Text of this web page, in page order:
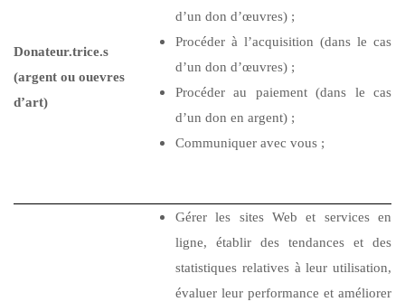
Donateur.trice.s
(argent ou ouevres
d’art)
d’un don d’œuvres) ;
Procéder à l’acquisition (dans le cas
d’un don d’œuvres) ;
Procéder au paiement (dans le cas
d’un don en argent) ;
Communiquer avec vous ;
Gérer les sites Web et services en
ligne, établir des tendances et des
statistiques relatives à leur utilisation,
évaluer leur performance et améliorer